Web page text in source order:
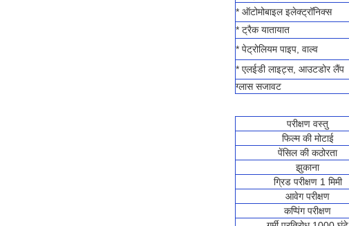
* ऑटोमोबाइल इलेक्ट्रॉनिक्स
* ट्रैक यातायात
* पेट्रोलियम पाइप, वाल्व
* एलईडी लाइट्स, आउटडोर लैंप
ग्लास सजावट
परीक्षण वस्तु
फिल्म की मोटाई
पेंसिल की कठोरता
झुकाना
ग्रिड परीक्षण 1 मिमी
आवेग परीक्षण
कप्पिंग परीक्षण